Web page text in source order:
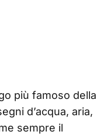
più famoso della
d’acqua, aria,
sempre il